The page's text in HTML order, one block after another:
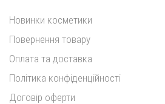
Новинки косметики
Повернення товару
Оплата та доставка
Політика конфіденційності
Договір оферти